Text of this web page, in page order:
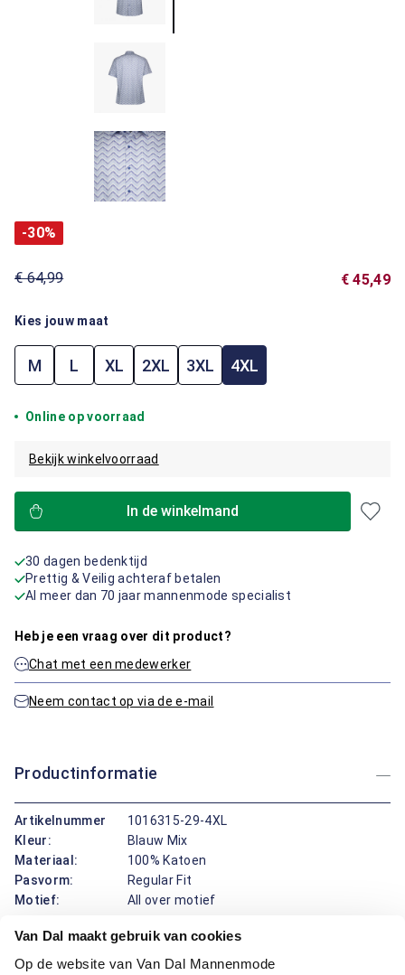
Van Dal maakt gebruik van cookies
Op de website van Van Dal Mannenmode
-30%
€ 64,99 € 45,49
Kies jouw maat
M L XL 2XL 3XL 4XL
Online op voorraad
Bekijk winkelvoorraad
In de winkelmand
30 dagen bedenktijd
Prettig & Veilig achteraf betalen
Al meer dan 70 jaar mannenmode specialist
Heb je een vraag over dit product?
Chat met een medewerker
Neem contact op via de e-mail
Productinformatie
Artikelnummer
1016315-29-4XL
Kleur:
Blauw Mix
Materiaal:
100% Katoen
Pasvorm:
Regular Fit
Motief:
All over motief
door het Katoen, dat zacht aanvoelt, goed ademt en makkelijk